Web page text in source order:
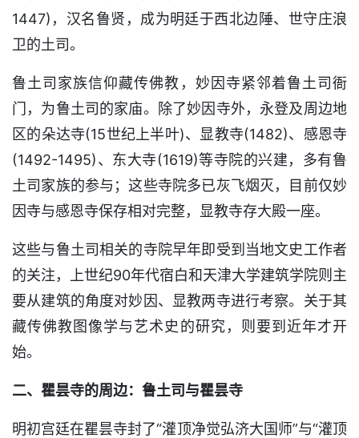
1447)，汉名鲁贤，成为明廷于西北边陲、世守庄浪
卫的土司。
鲁土司家族信仰藏传佛教，妙因寺紧邻着鲁土司衙
门，为鲁土司的家庙。除了妙因寺外，永登及周边地
区的朵达寺(15世纪上半叶)、显教寺(1482)、感恩寺
(1492-1495)、东大寺(1619)等寺院的兴建，多有鲁
土司家族的参与；这些寺院多已灰飞烟灭，目前仅妙
因寺与感恩寺保存相对完整，显教寺存大殿一座。
这些与鲁土司相关的寺院早年即受到当地文史工作者
的关注，上世纪90年代宿白和天津大学建筑学院则主
要从建筑的角度对妙因、显教两寺进行考察。关于其
藏传佛教图像学与艺术史的研究，则要到近年才开
始。
二、瞿昙寺的周边：鲁土司与瞿昙寺
明初宫廷在瞿昙寺封了“灌顶净觉弘济大国师”与“灌顶